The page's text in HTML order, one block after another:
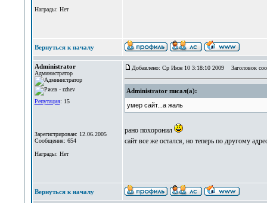
Награды: Нет
Вернуться к началу
Administrator
Администратор
Репутация: 15
Зарегистрирован: 12.06.2005
Сообщения: 654
Награды: Нет
Добавлено: Ср Июн 10 3:18:10 2009 Заголовок
Administrator писал(а):
умер сайт...а жаль
рано похоронил
сайт все же остался, но теперь по другому
Вернуться к началу